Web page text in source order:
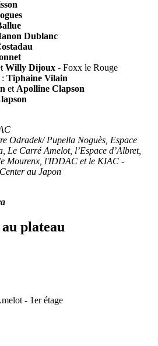
Dublanc
Willy Dijoux - Foxx le Rouge
Tiphaine Vilain
et Apolline Clapson
Odradek/ Pupella Noguès, Espace
Le Carré Amelot, l’Espace d’Albret,
Mourenx, l'IDDAC et le KIAC -
au Japon
plateau
- 1er étage